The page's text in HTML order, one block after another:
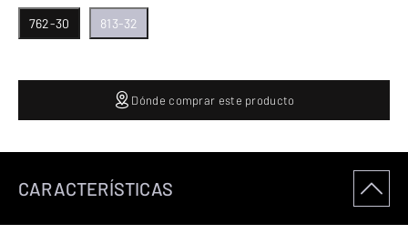
762-30 813-32
Dónde comprar este producto
CARACTERÍSTICAS